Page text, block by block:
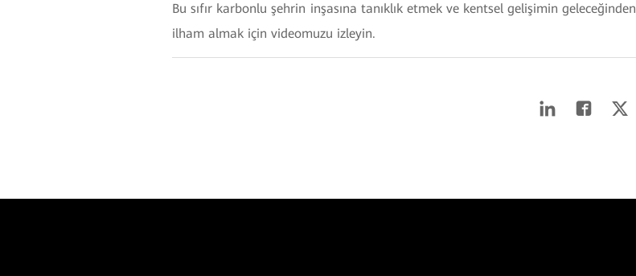
Bu sıfır karbonlu şehrin inşasına tanıklık etmek ve kentsel gelişimin geleceğinden
ilham almak için videomuzu izleyin.